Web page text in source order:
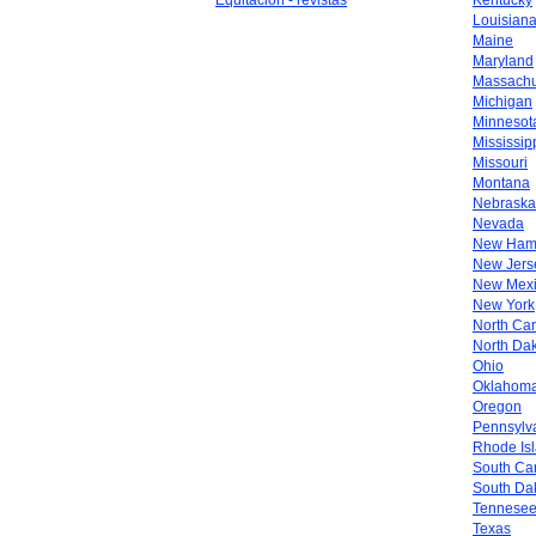
Louisiana
Maine
Maryland
Michigan
Missouri
Montana
Nebraska
Nevada
New
New
New
New York
North
North
Ohio
Oregon
Rhode
South
South
Tennesee
Texas